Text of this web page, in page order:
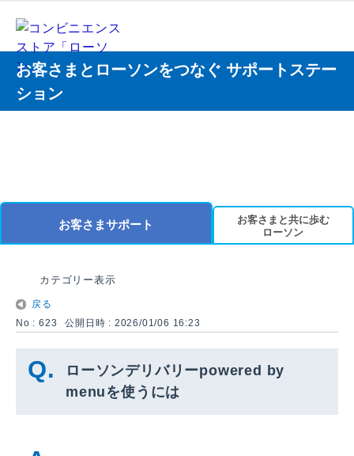
お客さまとローソンをつなぐ サポートステー
ション
お客さまサポート
お客さまと共に歩む
ローソン
カテゴリー表示
戻る
No : 623
公開日時 : 2026/01/06 16:23
ローソンデリバリーpowered by
menuを使うには